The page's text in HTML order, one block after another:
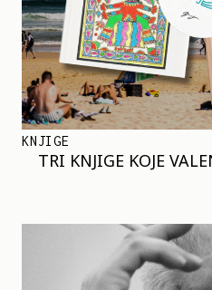
KNJIGE
TRI KNJIGE KOJE